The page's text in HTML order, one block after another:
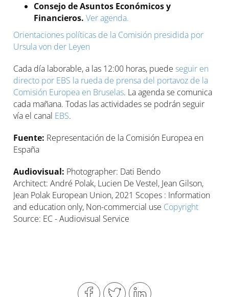
Consejo de Asuntos Económicos y
Financieros.Ver agenda.
Orientaciones políticas de la Comisión presidida por
Ursula von der Leyen
Cada día laborable, a las 12:00 horas, puede seguir en
directo por EBS la rueda de prensa del portavoz de la
Comisión Europea en Bruselas. La agenda se comunica
cada mañana. Todas las actividades se podrán seguir
vía el canal EBS.
Fuente: Representación de la Comisión Europea en
España
Audiovisual: Photographer: Dati Bendo
Architect: André Polak, Lucien De Vestel, Jean Gilson,
Jean Polak European Union, 2021 Scopes : Information
and education only, Non-commercial use Copyright
Source: EC - Audiovisual Service